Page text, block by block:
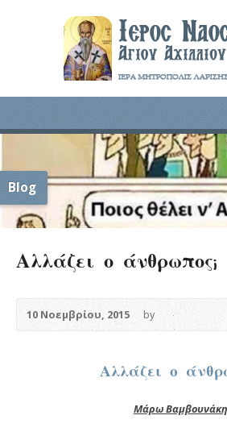
Blog
Αλλάζει ο άνθρωπος;
10 Νοεμβρίου, 2015 by
Αλλάζει ο
Μάρω Βαμβουνάκη